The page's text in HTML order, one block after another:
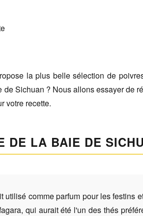
la plus belle sélection de
Sichuan ? Nous allons essayer de
votre recette.
DE LA BAIE DE
utilisé comme parfum pour les festins
qui aurait été l'un des thés